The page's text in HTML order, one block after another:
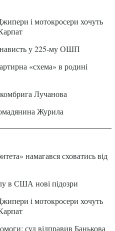
і мотокросери хочуть
у 225-му ОШП
«схема» в родині
Лучанова
Журила
намагався сховатись від
в США нові підозри
і мотокросери хочуть
суд відправив Банькова